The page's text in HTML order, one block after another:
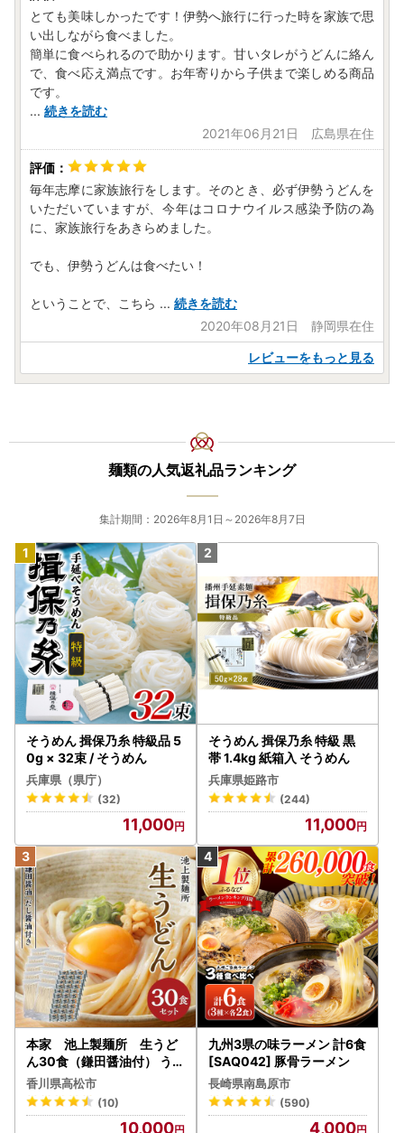
とても美味しかったです！伊勢へ旅行に行った時を家族で思
い出しながら食べました。
簡単に食べられるので助かります。甘いタレがうどんに絡ん
で、食べ応え満点です。お年寄りから子供まで楽しめる商品
です。
... 続きを読む
2021年06月21日 広島県在住
毎年志摩に家族旅行をします。そのとき、必ず伊勢うどんを
いただいていますが、今年はコロナウイルス感染予防の為
に、家族旅行をあきらめました。
でも、伊勢うどんは食べたい！
ということで、こちら ... 続きを読む
2020年08月21日 静岡県在住
レビューをもっと見る
麺類の人気返礼品ランキング
集計期間：2026年8月1日～2026年8月7日
そうめん 揖保乃糸 特級品 5
0g × 32束 / そうめん
兵庫県（県庁）
(32)
11,000
そうめん 揖保乃糸 特級 黒
帯 1.4kg 紙箱入 そうめん
兵庫県姫路市
(244)
11,000
本家 池上製麺所 生うど
ん30食（鎌田醤油付） うど
ん
香川県高松市
(10)
10,000
九州3県の味ラーメン 計6食
[SAQ042] 豚骨ラーメン
長崎県南島原市
(590)
4,000